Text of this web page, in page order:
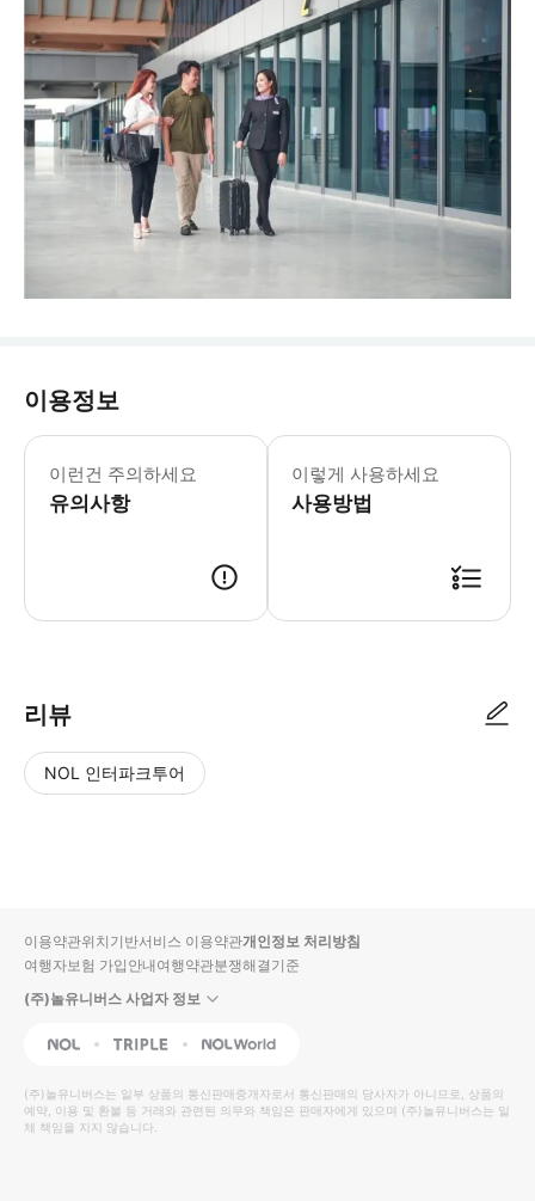
이용정보
이런건 주의하세요
유의사항
• 포함 사항 - 출/도착 패스트트랙 이
이렇게 사용하세요
사용방법
리뷰
NOL 인터파크투어
입니
다.
높
은
순
동
영
상
순
상
이용약관위치기반서비스 이용약관개인정보 처리방침
여행자보험 가입안내여행약관분쟁해결기준
(주)놀유니버스 사업자 정보
NOL Triple Interpark Global
(주)놀유니버스는 일부 상품의 통신판매중개자로서 통신판매의 당사자가 아니므로, 상품의
예약, 이용 및 환불 등 거래와 관련된 의무와 책임은 판매자에게 있으며 (주)놀유니버스는 일
체 책임을 지지 않습니다.